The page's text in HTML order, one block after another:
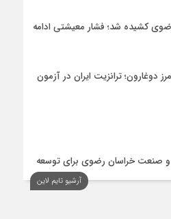
کشیده شد؛ فشار معیشتی ادامه
دوغارون؛ ترانزیت ایران در آزمون
صنعت خراسان رضوی برای توسعه
آرشیو تایم لاین